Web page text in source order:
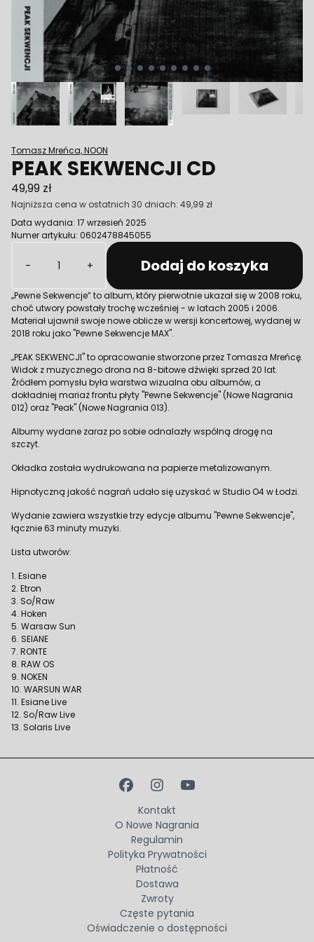
Tomasz Mreńca, NOON
PEAK SEKWENCJI CD
49,99 zł
Najniższa cena w ostatnich 30 dniach: 49,99 zł
Data wydania: 17 wrzesień 2025
Numer artykułu: 0602478845055
-
+ Dodaj do koszyka
„Pewne Sekwencje” to album, który pierwotnie ukazał się w 2008 roku,
choć utwory powstały trochę wcześniej - w latach 2005 i 2006.
Materiał ujawnił swoje nowe oblicze w wersji koncertowej, wydanej w
2018 roku jako "Pewne Sekwencje MAX".
„PEAK SEKWENCJI" to opracowanie stworzone przez Tomasza Mreńcę.
Widok z muzycznego drona na 8-bitowe dźwięki sprzed 20 lat.
Źródłem pomysłu była warstwa wizualna obu albumów, a
dokładniej mariaż frontu płyty "Pewne Sekwencje" (Nowe Nagrania
012) oraz "Peak" (Nowe Nagrania 013).
Albumy wydane zaraz po sobie odnalazły wspólną drogę na
szczyt.
Okładka została wydrukowana na papierze metalizowanym.
Hipnotyczną jakość nagrań udało się uzyskać w Studio O4 w Łodzi.
Wydanie zawiera wszystkie trzy edycje albumu "Pewne Sekwencje",
łącznie 63 minuty muzyki.
Lista utworów:
1. Esiane
2. Etron
3. So/Raw
4. Hoken
5. Warsaw Sun
6. SEIANE
7. RONTE
8. RAW OS
9. NOKEN
10. WARSUN WAR
11. Esiane Live
12. So/Raw Live
13. Solaris Live
Kontakt
O Nowe Nagrania
Regulamin
Polityka Prywatności
Płatność
Dostawa
Zwroty
Częste pytania
Oświadczenie o dostępności